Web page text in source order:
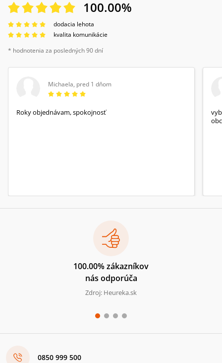
100.00%
dodacia lehota
kvalita komunikácie
* hodnotenia za posledných 90 dní
Michaela, pred 1 dňom
Roky objednávam, spokojnosť
100.00% zákazníkov
nás odporúča
Zdroj: Heureka.sk
0850 999 500